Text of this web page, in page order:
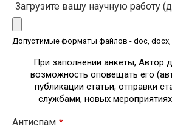
Загрузите вашу научную работу
Допустимые форматы файлов - doc,
При заполнении анкеты, Автор
возможность оповещать его
публикации статьи, отправки
службами, новых
Антиспам *